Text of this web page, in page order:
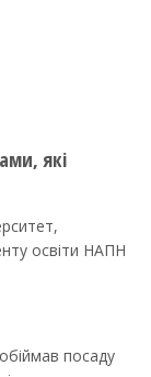
які
освіти НАПН
посаду